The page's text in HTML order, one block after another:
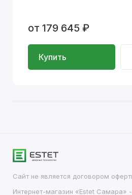
от 179 645 ₽
Купить
Сайт не является договором
Интернет-магазин «Estet Самара»